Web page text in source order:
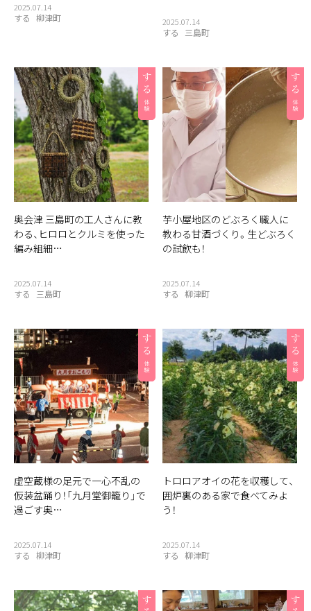
2025.07.14
する 柳津町 2025.07.14
する 三島町
奥会津 三島町の工人さんに教
わる、ヒロロとクルミを使った
編み組細…
2025.07.14
する 三島町
芋小屋地区のどぶろく職人に
教わる甘酒づくり。生どぶろく
の試飲も！
2025.07.14
する 柳津町
虚空蔵様の足元で一心不乱の
仮装盆踊り！「九月堂御籠り」で
過ごす奥…
2025.07.14
する 柳津町
トロロアオイの花を収穫して、
囲炉裏のある家で食べてみよ
う！
2025.07.14
する 柳津町